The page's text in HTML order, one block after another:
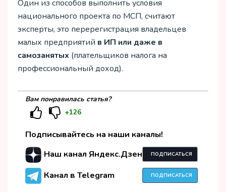
Один из способов выполнить условия
национального проекта по МСП, считают
эксперты, это перерегистрация владельцев
малых предприятий в ИП или даже в
самозанятых (плательщиков налога на
профессиональный доход).
Вам понравилась статья?
+126
Подписывайтесь на наши каналы!
Наш канал Яндекс.Дзен
ПОДПИСАТЬСЯ
Канал в Telegram ПОДПИСАТЬСЯ